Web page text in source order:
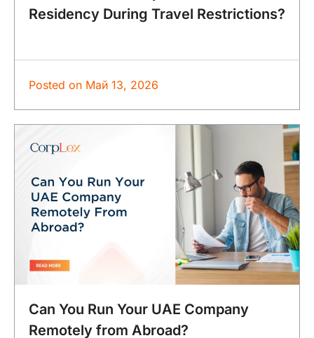
Residency During Travel Restrictions?
Posted on Май 13, 2026
Can You Run Your UAE Company
Remotely from Abroad?